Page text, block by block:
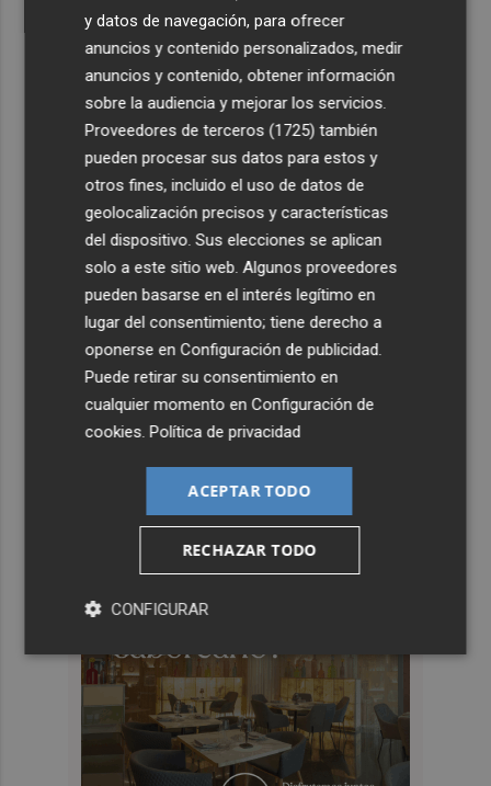
y datos de navegación, para ofrecer
anuncios y contenido personalizados, medir
anuncios y contenido, obtener información
sobre la audiencia y mejorar los servicios.
Proveedores de terceros (1725) también
pueden procesar sus datos para estos y
otros fines, incluido el uso de datos de
geolocalización precisos y características
del dispositivo. Sus elecciones se aplican
solo a este sitio web. Algunos proveedores
pueden basarse en el interés legítimo en
lugar del consentimiento; tiene derecho a
oponerse enConfiguración de publicidad
Puede retirar su consentimiento en
cualquier momento enConfiguración de
cookies .Política de privacidad
ACEPTAR TODO
RECHAZAR TODO
CONFIGURAR